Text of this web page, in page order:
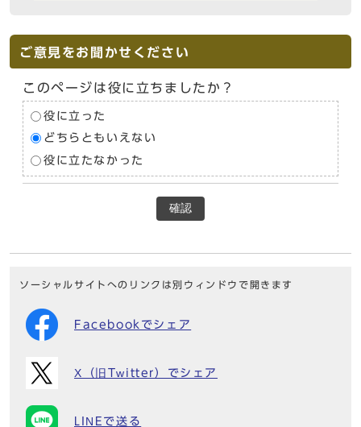
ご意見をお聞かせください
このページは役に立ちましたか？
役に立った
どちらともいえない
役に立たなかった
確認
ソーシャルサイトへのリンクは別ウィンドウで開きます
Facebookでシェア
X（旧Twitter）でシェア
LINEで送る